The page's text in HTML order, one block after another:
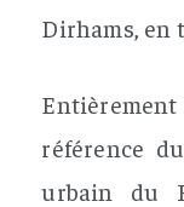
Dirhams, en
référence
urbain du